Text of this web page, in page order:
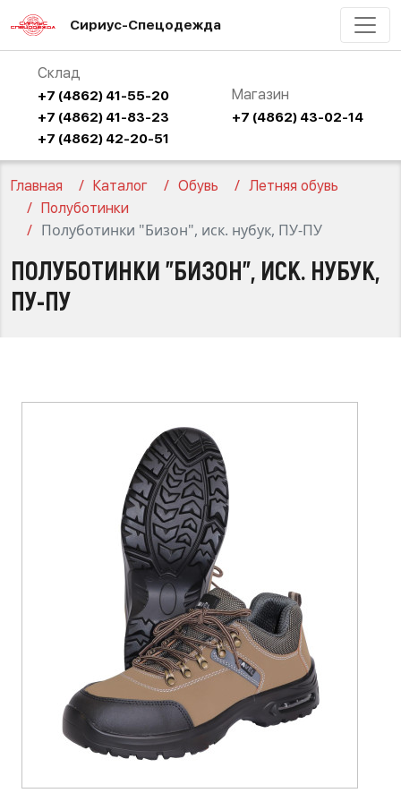
Сириус-Спецодежда
Склад
+7 (4862) 41-55-20
+7 (4862) 41-83-23
+7 (4862) 42-20-51
Магазин
+7 (4862) 43-02-14
Главная Каталог Обувь
Летняя обувь
Полуботинки
Полуботинки "Бизон", иск. нубук, ПУ-ПУ
ПОЛУБОТИНКИ "БИЗОН", ИСК. НУБУК,
ПУ-ПУ